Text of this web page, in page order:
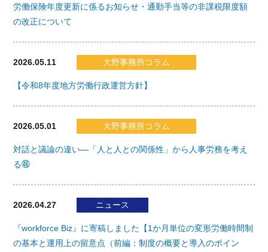
労働保険年度更新に係るお知らせ・通勤手当等の非課税限度額
の改正について
2026.05.11 大野事務所コラム
【令和8年度地方労働行政運営方針】
2026.05.01 大野事務所コラム
対話と議論の違い―「人と人との関係性」から人事労務を考え
る㊻
2026.04.27 ニュース
『workforce Biz』に寄稿しました【1か月単位の変形労働時間制
の基本と運用上の留意点（前編：制度の概要と導入のポイン